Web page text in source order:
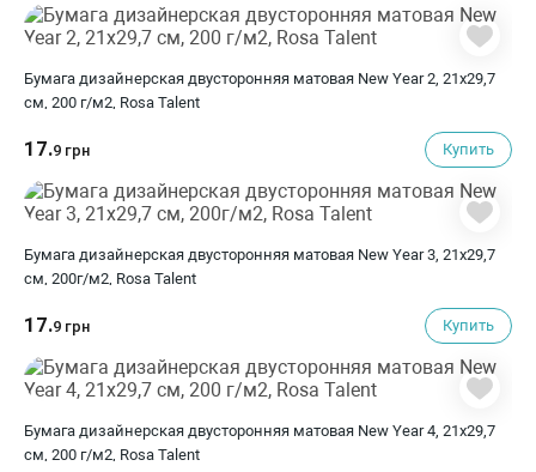
Бумага дизайнерская двусторонняя матовая New Year 2, 21х29,7
см, 200 г/м2, Rosa Talent
17.9 грн Купить
Бумага дизайнерская двусторонняя матовая New Year 3, 21х29,7
см, 200г/м2, Rosa Talent
17.9 грн Купить
Бумага дизайнерская двусторонняя матовая New Year 4, 21х29,7
см, 200 г/м2, Rosa Talent